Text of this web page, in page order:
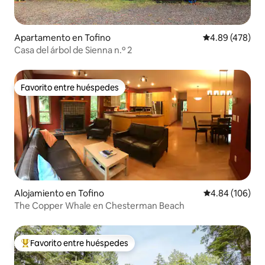
Apartamento en Tofino Calificación
4.89 (478)
Casa del árbol de Sienna n.º 2
Favorito entre huéspedes
Favorito entre huéspedes
Alojamiento en Tofino Calificación
4.84 (106)
The Copper Whale en Chesterman Beach
Favorito entre huéspedes preferido
Favorito entre huéspedes